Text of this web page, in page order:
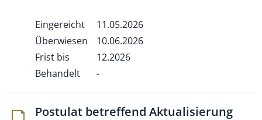
Eingereicht
11.05.2026
Überwiesen
10.06.2026
Frist bis
12.2026
Behandelt
-
Postulat betref­fend Aktua­li­sie­rung